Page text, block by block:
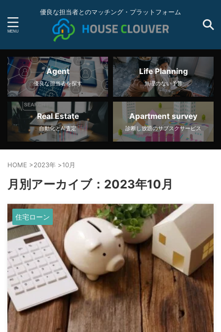
優良な担当者とのマッチング・プラットフォーム
Agent
優良な担当者を探す
Life Planning
無理のない予算
Real Estate
自動化とAI査定
Apartment survey
診断し放題のサブスクサービス
HOME >2023年 >10月
月別アーカイブ：2023年10月
住宅ローン